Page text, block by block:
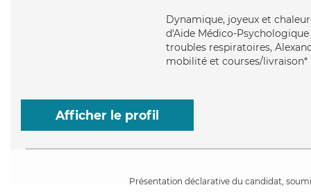
Dynamique, joyeux et
d'Aide Médico-
troubles respiratoires,
mobilité et courses/livraison*
Afficher le profil
Présentation déclarative du candidat,